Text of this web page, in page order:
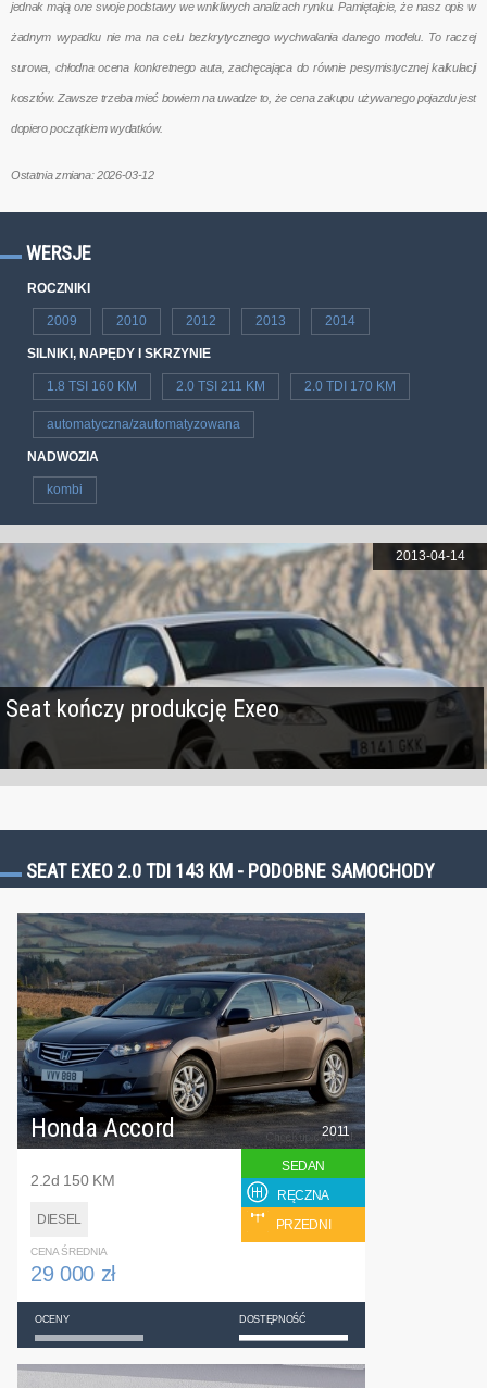
jednak mają one swoje podstawy we wnikliwych analizach rynku. Pamiętajcie, że nasz opis w
żadnym wypadku nie ma na celu bezkrytycznego wychwalania danego modelu. To raczej
surowa, chłodna ocena konkretnego auta, zachęcająca do równie pesymistycznej kalkulacji
kosztów. Zawsze trzeba mieć bowiem na uwadze to, że cena zakupu używanego pojazdu jest
dopiero początkiem wydatków.
Ostatnia zmiana: 2026-03-12
WERSJE
ROCZNIKI
2009 2010 2012 2013 2014
SILNIKI, NAPĘDY I SKRZYNIE
1.8 TSI 160 KM 2.0 TSI 211 KM 2.0 TDI 170 KM
automatyczna/zautomatyzowana
NADWOZIA
kombi
Seat kończy produkcję Exeo
2013-04-14
SEAT EXEO 2.0 TDI 143 KM - PODOBNE SAMOCHODY
Honda Accord
2.2d 150 KM
DIESEL
2011
SEDAN
RĘCZNA
PRZEDNI
CENA ŚREDNIA
29 000 zł
OCENY DOSTĘPNOŚĆ